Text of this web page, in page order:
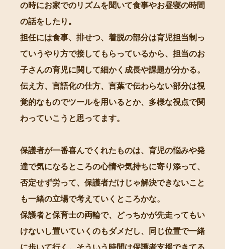
の時にお家でのリズムを聞いて食事やお昼寝の時間
の話をしたり。
担任には食事、排せつ、着脱の部分は育児担当制っ
ていうやり方で接してもらっているから、担当のお
子さんの育児に関して細かく成長や課題が分かる。
伝え方、言語化の仕方、言葉で伝わらない部分は視
覚的なものでツールを用いるとか、多様な視点で関
わっていこうと思ってます。
保護者が一番喜んでくれたものは、育児の悩みや発
達で気になるところの心情や気持ちに寄り添って、
否定せず労って、保護者だけじゃ解決できないこと
も一緒の立場で考えていくところかな。
保護者と保育士の両輪で、どっちかが先走ってもい
けないし置いていくのもダメだし、同じ位置で一緒
に歩いて行く。そういう時間は保護者支援できてる